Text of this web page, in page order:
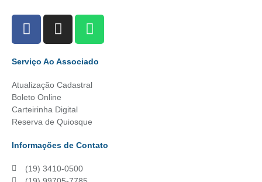
Serviço Ao Associado
Atualização Cadastral
Boleto Online
Carteirinha Digital
Reserva de Quiosque
Informações de Contato
(19) 3410-0500